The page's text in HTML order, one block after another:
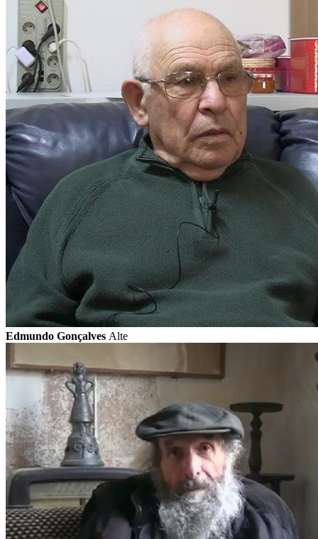
Edmundo Gonçalves Alte